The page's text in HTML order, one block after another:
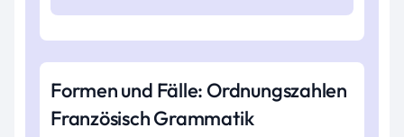
Formen und Fälle: Ordnungszahlen
Französisch Grammatik